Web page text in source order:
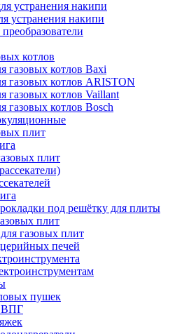
устранения накипи
устранения накипи
котлов
газовых котлов Baxi
газовых котлов ARISTON
газовых котлов Vaillant
газовых котлов Bosch
плит
плит
под решётку для плиты
плит
газовых плит
печей
пушек
ВПГ